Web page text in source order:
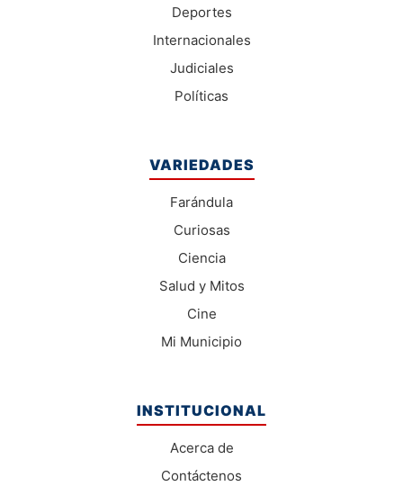
Deportes
Internacionales
Judiciales
Políticas
VARIEDADES
Farándula
Curiosas
Ciencia
Salud y Mitos
Cine
Mi Municipio
INSTITUCIONAL
Acerca de
Contáctenos